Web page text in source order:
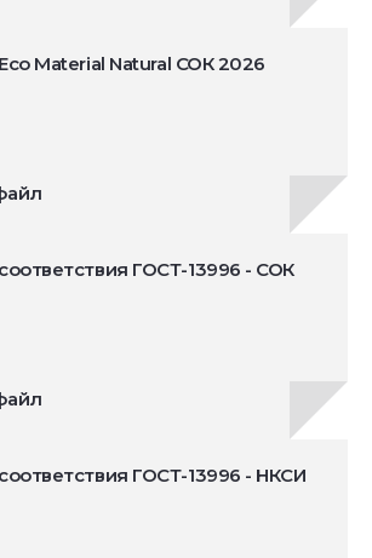
Material Natural СОК 2026
ГОСТ-13996 - СОК
ГОСТ-13996 - НКСИ